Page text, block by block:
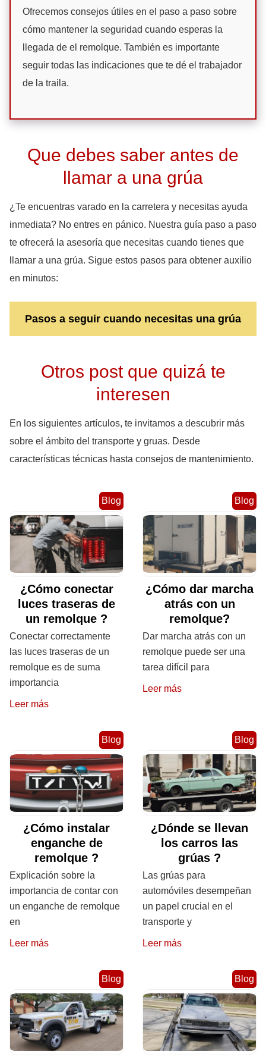
Ofrecemos consejos útiles en el paso a paso sobre
cómo mantener la seguridad cuando esperas la
llegada de el remolque. También es importante
seguir todas las indicaciones que te dé el trabajador
de la traila.
Que debes saber antes de
llamar a una grúa
¿Te encuentras varado en la carretera y necesitas ayuda
inmediata? No entres en pánico. Nuestra guía paso a paso
te ofrecerá la asesoría que necesitas cuando tienes que
llamar a una grúa. Sigue estos pasos para obtener auxilio
en minutos:
Pasos a seguir cuando necesitas una grúa
Otros post que quizá te
interesen
En los siguientes artículos, te invitamos a descubrir más
sobre el ámbito del transporte y gruas. Desde
características técnicas hasta consejos de mantenimiento.
Blog
¿Cómo conectar
luces traseras de
un remolque ?
Conectar correctamente
las luces traseras de un
remolque es de suma
importancia
Leer más
Blog
¿Cómo dar marcha
atrás con un
remolque?
Dar marcha atrás con un
remolque puede ser una
tarea difícil para
Leer más
Blog
¿Cómo instalar
enganche de
remolque ?
Explicación sobre la
importancia de contar con
un enganche de remolque
en
Leer más
Blog
¿Dónde se llevan
los carros las
grúas ?
Las grúas para
automóviles desempeñan
un papel crucial en el
transporte y
Leer más
Blog Blog